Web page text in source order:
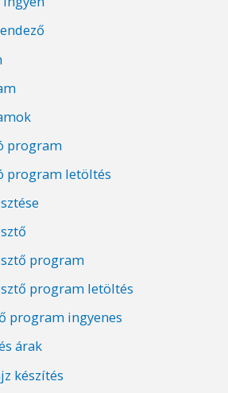
program
program letöltés
program
program letöltés
program ingyenes
árak
készítés